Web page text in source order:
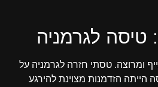
טיסה לגרמניה
ומרוצה. טסתי חזרה לגרמניה על
הייתה הזדמנות מצוינת להירגע